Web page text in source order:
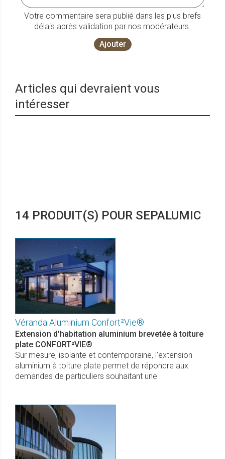
Votre commentaire sera publié dans les plus brefs
délais après validation par nos modérateurs.
Ajouter
Articles qui devraient vous
intéresser
14 PRODUIT(S) POUR SEPALUMIC
Véranda Aluminium Confort²Vie®
Extension d'habitation aluminium brevetée à toiture
plate CONFORT²VIE®
Sur mesure, isolante et contemporaine, l’extension
aluminium à toiture plate permet de répondre aux
demandes de particuliers souhaitant une